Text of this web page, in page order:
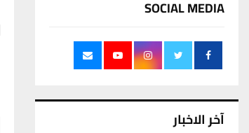
SOCIAL MEDIA
آخر الاخبار